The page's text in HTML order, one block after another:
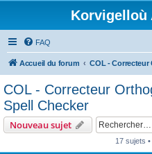
Korvigelloù
FAQ
Accueil du forum
COL - Correcteur
Spell Checker
Nouveau sujet
17 sujets